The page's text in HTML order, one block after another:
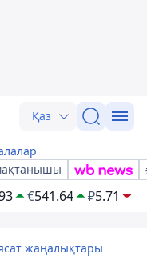
Қаз
€541.64 ₽5.71
жаңалықтары